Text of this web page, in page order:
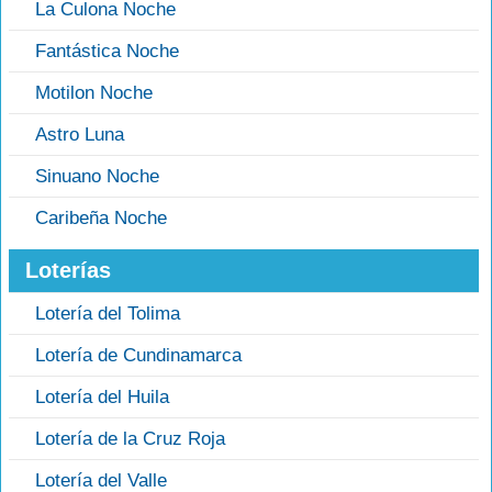
La Culona Noche
Fantástica Noche
Motilon Noche
Astro Luna
Sinuano Noche
Caribeña Noche
Loterías
Lotería del Tolima
Lotería de Cundinamarca
Lotería del Huila
Lotería de la Cruz Roja
Lotería del Valle